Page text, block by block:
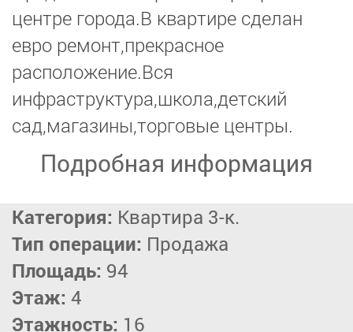
центре города.В квартире сделан
евро ремонт,прекрасное
расположение.Вся
инфраструктура,школа,детский
сад,магазины,торговые центры.
Подробная информация
Категория: Квартира 3-к.
Тип операции: Продажа
Площадь: 94
Этаж: 4
Этажность: 16